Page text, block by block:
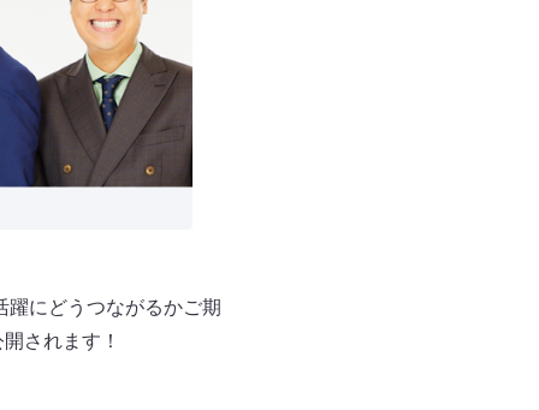
にどうつながるかご期
開されます！